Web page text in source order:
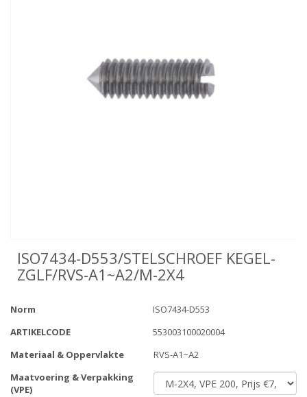
ISO7434-D553/STELSCHROEF KEGEL-
ZGLF/RVS-A1~A2/M-2X4
Norm
ISO7434-D553
ARTIKELCODE
553003100020004
Materiaal & Oppervlakte
RVS-A1~A2
Maatvoering & Verpakking
(VPE)